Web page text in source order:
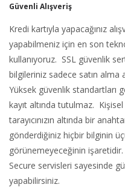
Güvenli Alışveriş
Kredi kartıyla yapacağınız
yapabilmeniz için en son
kullanıyoruz. SSL güvenlik
bilgileriniz sadece satın alma
Yüksek güvenlik standartları
kayıt altında tutulmaz.
tarayıcınızın altında bir
gönderdiğiniz hiçbir bilginin
görünemeyeceğinin
Secure servisleri sayesinde
yapabilirsiniz.